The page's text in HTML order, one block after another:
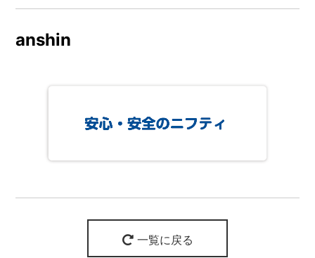
anshin
一覧に戻る